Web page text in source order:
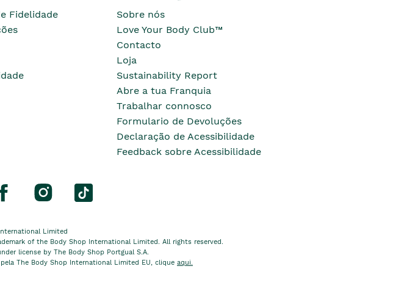
Fidelidade
Sobre nós
Love Your Body Club™
Contacto
Loja
Sustainability Report
Abre a tua Franquia
Trabalhar connosco
Formulario de Devoluções
Declaração de Acessibilidade
Feedback sobre Acessibilidade
Limited
of the Body Shop International Limited. All rights reserved.
license by The Body Shop Portgual S.A.
The Body Shop International Limited EU, clique aqui.